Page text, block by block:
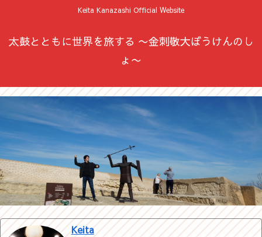
Keita Kanazashi Official Website
太鼓とともに世界を旅する 〜金刺敬大ぼうけんのし
ょ〜
Keita